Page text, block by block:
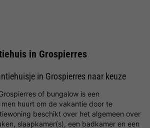
in Grospierres
in Grospierres naar keuze
of bungalow is een
huurt om de vakantie door te
beschikt over het algemeen over
slaapkamer(s), een badkamer en een